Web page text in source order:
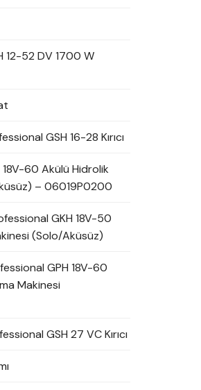
12-52 DV 1700 W
GSH 16-28 Kırıcı
60 Akülü Hidrolik
– 06019P0200
GKH 18V-50
(Solo/Aküsüz)
GPH 18V-60
Makinesi
GSH 27 VC Kırıcı